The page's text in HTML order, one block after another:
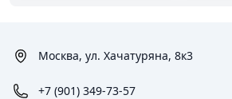
Москва, ул. Хачатуряна, 8к3
+7 (901) 349-73-57